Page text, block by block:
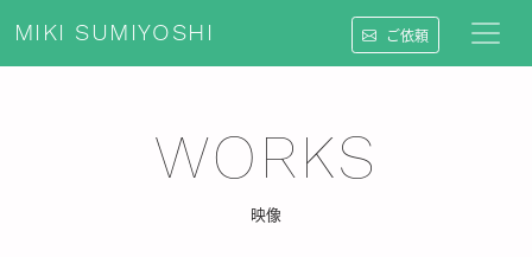
MIKI SUMIYOSHI ご依頼
WORKS
映像